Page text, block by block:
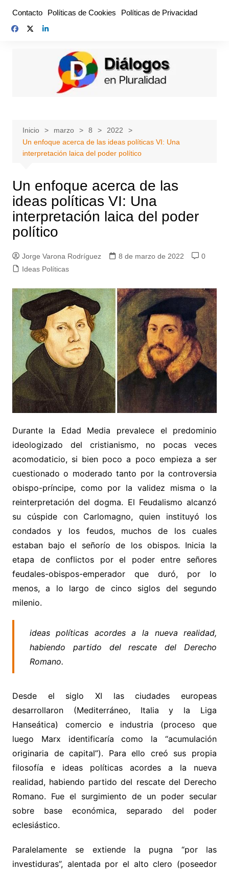
contenido
Contacto Políticas de Cookies Políticas de Privacidad
Inicio marzo 8
2022
Un enfoque acerca de las ideas políticas VI: Una
interpretación laica del poder político
Un enfoque acerca de las
ideas políticas VI: Una
interpretación laica del poder
político
Jorge Varona Rodríguez 8 de marzo de 2022
0
Ideas Políticas
Durante la Edad Media prevalece el predominio
ideologizado del cristianismo, no pocas veces
acomodaticio, si bien poco a poco empieza a ser
cuestionado o moderado tanto por la controversia
obispo-príncipe, como por la validez misma o la
reinterpretación del dogma. El Feudalismo alcanzó
su cúspide con Carlomagno, quien instituyó los
condados y los feudos, muchos de los cuales
estaban bajo el señorío de los obispos. Inicia la
etapa de conflictos por el poder entre señores
feudales-obispos-emperador que duró, por lo
menos, a lo largo de cinco siglos del segundo
milenio.
ideas políticas acordes a la nueva realidad,
habiendo partido del rescate del Derecho
Romano.
Desde el siglo XI las ciudades europeas
desarrollaron (Mediterráneo, Italia y la Liga
Hanseática) comercio e industria (proceso que
luego Marx identificaría como la “acumulación
originaria de capital”). Para ello creó sus propia
filosofía e ideas políticas acordes a la nueva
realidad, habiendo partido del rescate del Derecho
Romano. Fue el surgimiento de un poder secular
sobre base económica, separado del poder
eclesiástico.
Paralelamente se extiende la pugna “por las
investiduras”, alentada por el alto clero (poseedor